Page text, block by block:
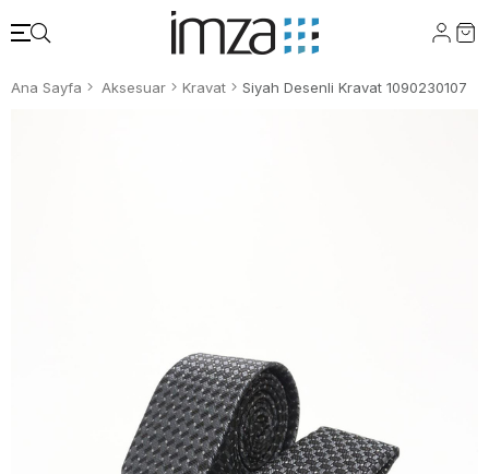
Ana Sayfa Aksesuar Kravat Siyah Desenli Kravat 1090230107